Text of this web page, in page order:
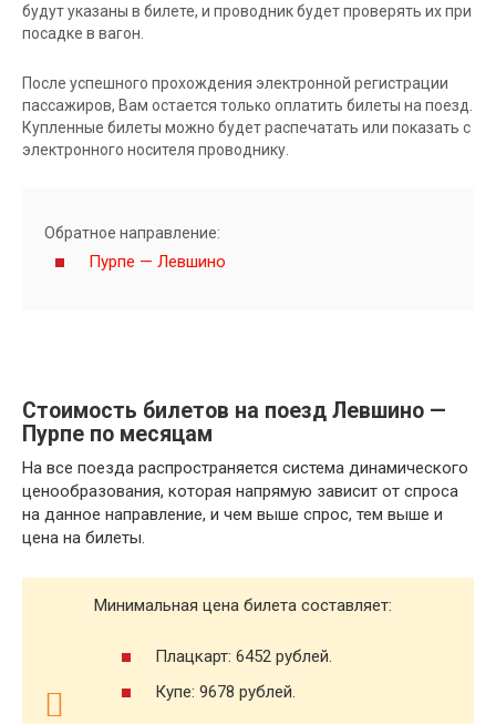
будут указаны в билете, и проводник будет проверять их при
посадке в вагон.
После успешного прохождения электронной регистрации
пассажиров, Вам остается только оплатить билеты на поезд.
Купленные билеты можно будет распечатать или показать с
электронного носителя проводнику.
Обратное направление:
Пурпе — Левшино
Стоимость билетов на поезд Левшино —
Пурпе по месяцам
На все поезда распространяется система динамического
ценообразования, которая напрямую зависит от спроса
на данное направление, и чем выше спрос, тем выше и
цена на билеты.
Минимальная цена билета составляет:
Плацкарт: 6452 рублей.
Купе: 9678 рублей.